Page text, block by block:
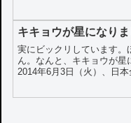
キキョウが星になり
実にビックリしています
ん。なんと、キキョウが
2014年6月3日（火）、日本